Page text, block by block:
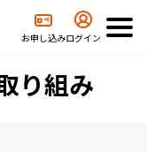
お申し込みログイン
の安全を守る取り組み
り組み